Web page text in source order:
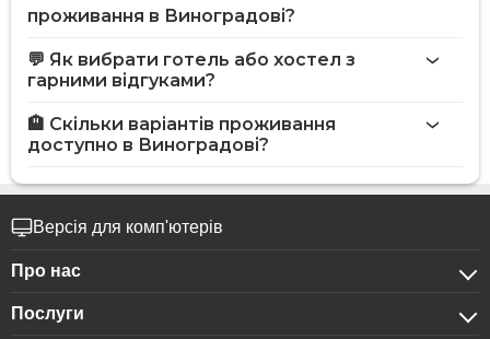
проживання в Виноградові?
💬 Як вибрати готель або хостел з
гарними відгуками?
🏨 Скільки варіантів проживання
доступно в Виноградові?
Версія для комп'ютерів
Про нас
Про компанію
Послуги